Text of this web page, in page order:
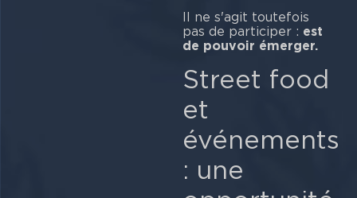
Il ne s'agit toutefois
pas de participer : est
de pouvoir émerger.
Street food
et
événements
: une